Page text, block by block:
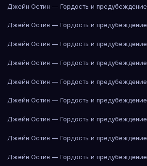
Джейн Остин — Гордость и предубеждение
Джейн Остин — Гордость и предубеждение
Джейн Остин — Гордость и предубеждение
Джейн Остин — Гордость и предубеждение
Джейн Остин — Гордость и предубеждение
Джейн Остин — Гордость и предубеждение
Джейн Остин — Гордость и предубеждение
Джейн Остин — Гордость и предубеждение
Джейн Остин — Гордость и предубеждение